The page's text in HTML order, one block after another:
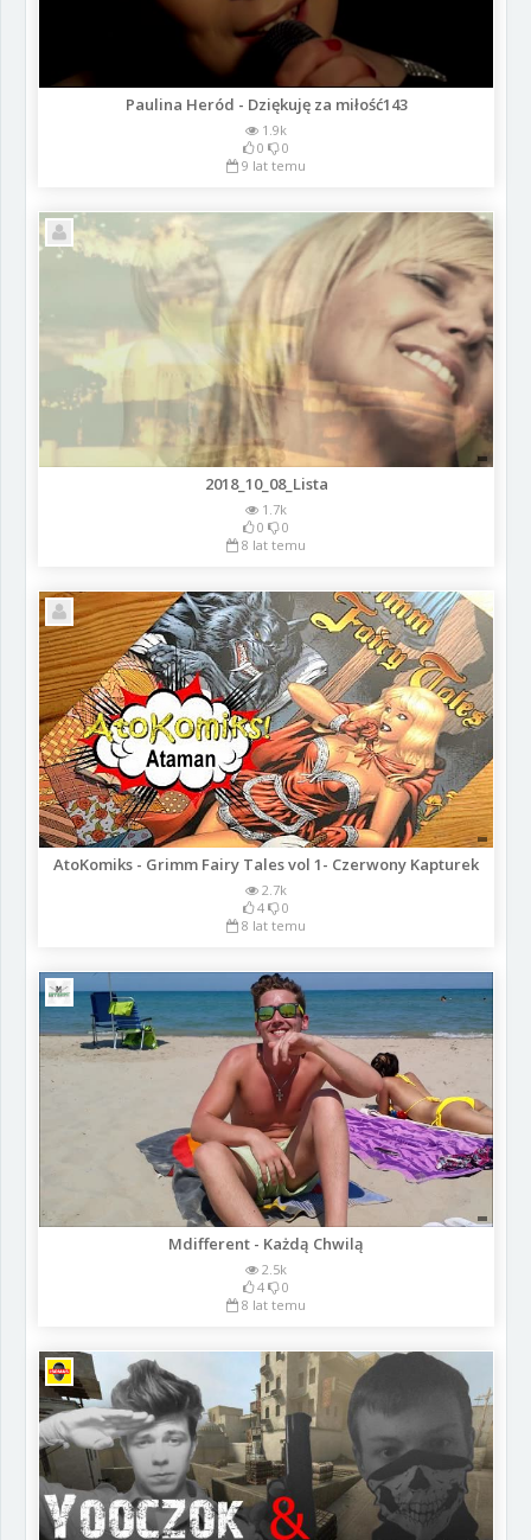
Paulina Heród - Dziękuję za miłość143
1.9k
0
0
9 lat temu
2018_10_08_Lista
1.7k
0
0
8 lat temu
AtoKomiks - Grimm Fairy Tales vol 1- Czerwony Kapturek
2.7k
4
0
8 lat temu
Mdifferent - Każdą Chwilą
2.5k
4
0
8 lat temu